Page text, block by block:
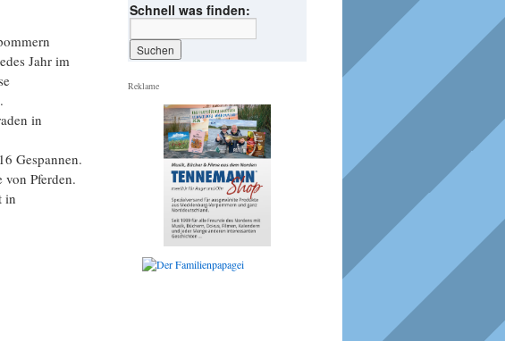
Jahr im
in
Gespannen.
Pferden.
in
Schnell was finden:
Reklame